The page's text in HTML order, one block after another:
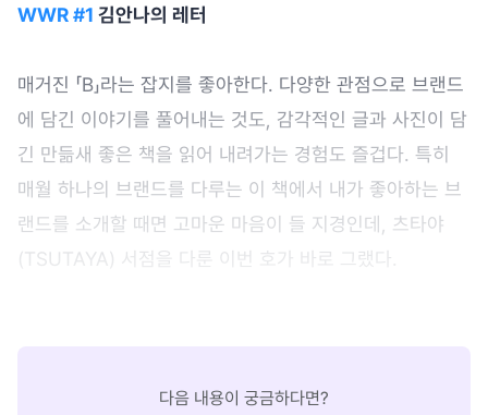
WWR #1 김안나의 레터
매거진 「B」라는 잡지를 좋아한다. 다양한 관점으로 브랜드
에 담긴 이야기를 풀어내는 것도, 감각적인 글과 사진이 담
긴 만듦새 좋은 책을 읽어 내려가는 경험도 즐겁다. 특히
매월 하나의 브랜드를 다루는 이 책에서 내가 좋아하는 브
랜드를 소개할 때면 고마운 마음이 들 지경인데, 츠타야
(TSUTAYA) 서점을 다룬 이번 호가 바로 그랬다.
다음 내용이 궁금하다면?